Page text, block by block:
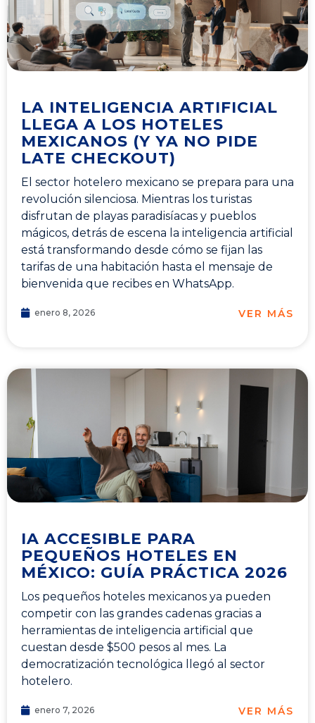
LA INTELIGENCIA ARTIFICIAL
LLEGA A LOS HOTELES
MEXICANOS (Y YA NO PIDE
LATE CHECKOUT)
El sector hotelero mexicano se prepara para una
revolución silenciosa. Mientras los turistas
disfrutan de playas paradisíacas y pueblos
mágicos, detrás de escena la inteligencia artificial
está transformando desde cómo se fijan las
tarifas de una habitación hasta el mensaje de
bienvenida que recibes en WhatsApp.
enero 8, 2026 VER MÁS
IA ACCESIBLE PARA
PEQUEÑOS HOTELES EN
MÉXICO: GUÍA PRÁCTICA 2026
Los pequeños hoteles mexicanos ya pueden
competir con las grandes cadenas gracias a
herramientas de inteligencia artificial que
cuestan desde $500 pesos al mes. La
democratización tecnológica llegó al sector
hotelero.
enero 7, 2026 VER MÁS